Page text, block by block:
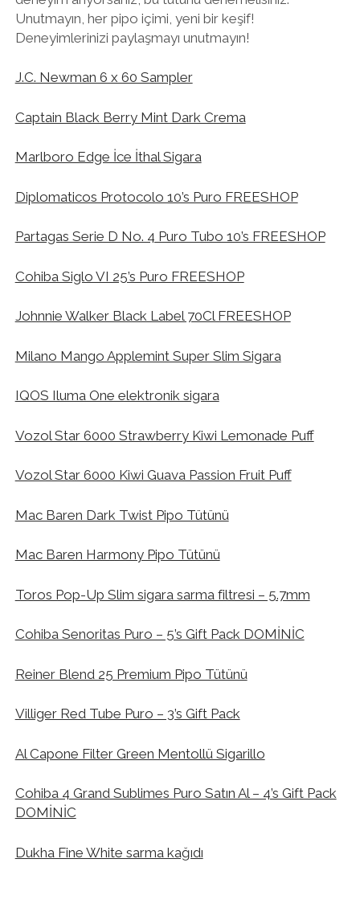
Unutmayın, her pipo içimi, yeni bir keşif!
Deneyimlerinizi paylaşmayı unutmayın!
J.C. Newman 6 x 60 Sampler
Captain Black Berry Mint Dark Crema
Marlboro Edge İce İthal Sigara
Diplomaticos Protocolo 10’s Puro FREESHOP
Partagas Serie D No. 4 Puro Tubo 10’s FREESHOP
Cohiba Siglo VI 25’s Puro FREESHOP
Johnnie Walker Black Label 70Cl FREESHOP
Milano Mango Applemint Super Slim Sigara
IQOS Iluma One elektronik sigara
Vozol Star 6000 Strawberry Kiwi Lemonade Puff
Vozol Star 6000 Kiwi Guava Passion Fruit Puff
Mac Baren Dark Twist Pipo Tütünü
Mac Baren Harmony Pipo Tütünü
Toros Pop-Up Slim sigara sarma filtresi – 5.7mm
Cohiba Senoritas Puro – 5’s Gift Pack DOMİNİC
Reiner Blend 25 Premium Pipo Tütünü
Villiger Red Tube Puro – 3’s Gift Pack
Al Capone Filter Green Mentollü Sigarillo
Cohiba 4 Grand Sublimes Puro Satın Al – 4’s Gift Pack
DOMİNİC
Dukha Fine White sarma kağıdı